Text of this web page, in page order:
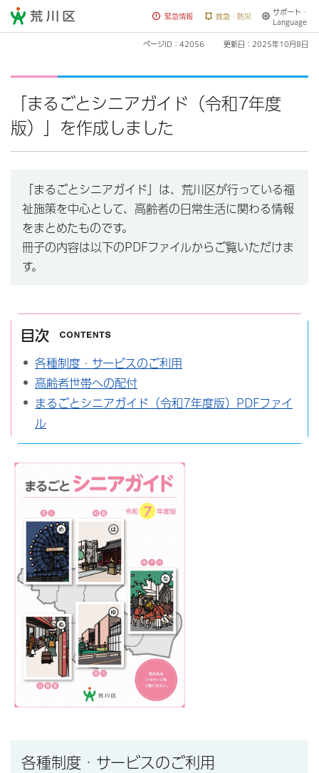
荒川区 緊急情報 救急・防災
サポート・
Language
ページID：42056 更新日：2025年10月8日
「まるごとシニアガイド（令和7年度
版）」を作成しました
「まるごとシニアガイド」は、荒川区が行っている福
祉施策を中心として、高齢者の日常生活に関わる情報
をまとめたものです。
冊子の内容は以下のPDFファイルからご覧いただけま
す。
目次
各種制度・サービスのご利用
高齢者世帯への配付
まるごとシニアガイド（令和7年度版）PDFファイ
ル
各種制度・サービスのご利用